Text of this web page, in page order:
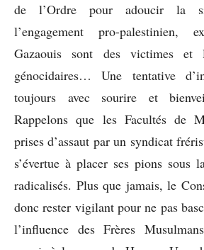
de l’Ordre pour adoucir la
l’engagement pro-palestinien,
Gazaouis sont des victimes et
génocidaires… Une tentative
toujours avec sourire et
Rappelons que les Facultés de
prises d’assaut par un syndicat
s’évertue à placer ses pions sous
radicalisés. Plus que jamais, le
donc rester vigilant pour ne pas
l’influence des Frères